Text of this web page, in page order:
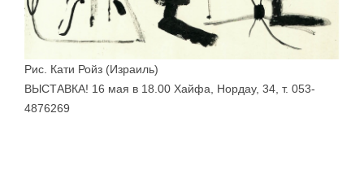
Рис. Кати Ройз (Израиль)
ВЫСТАВКА! 16 мая в 18.00 Хайфа, Нордау, 34, т. 053-
4876269